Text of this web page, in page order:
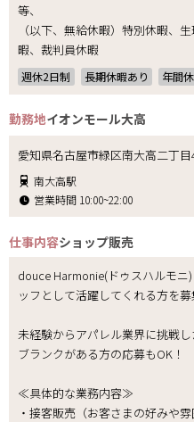
等、
（以下、無給休暇）特別休暇、
暇、裁判員休暇
週休2日制 長期休暇あり 年間
勤務地イオンモール大高
愛知県名古屋市緑区南大高二丁
南大高駅
営業時間 10:00~22:00
仕事内容ショップ販売
douce Harmonie(ドゥスハルモニ
ッフとして活躍してくれる方を募
未経験からアパレル業界に挑戦し
ブランクがある方の応募もOK！
≪具体的な業務内容≫
・接客販売（お客さまの好みや